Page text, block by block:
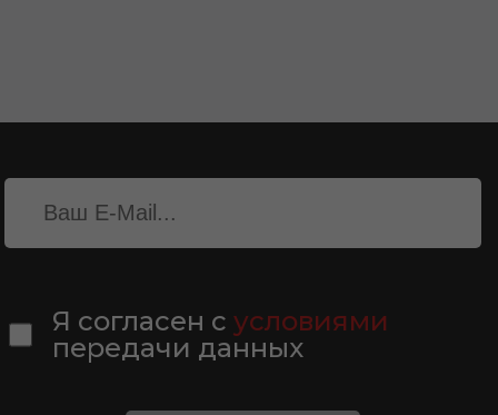
Я согласен сусловиями
передачи данных